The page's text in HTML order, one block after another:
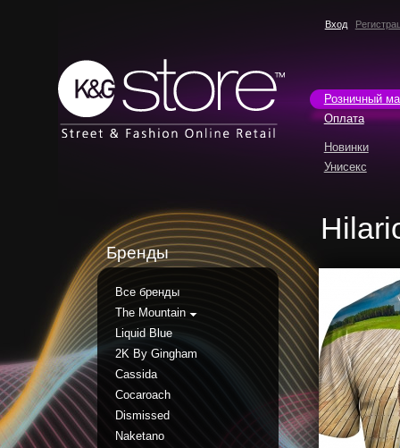
Вход
Розничный
Оплата
Новинки
Унисекс
Бренды
Все бренды
The Mountain
Liquid Blue
2K By Gingham
Cassida
Cocaroach
Dismissed
Naketano